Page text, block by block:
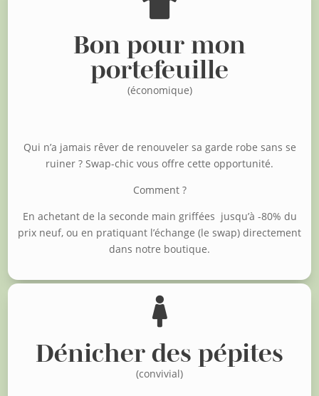
Bon pour mon
portefeuille
(économique)
Qui n’a jamais rêver de renouveler sa garde robe sans se
ruiner ? Swap-chic vous offre cette opportunité.
Comment ?
En achetant de la seconde main griffées jusqu’à -80% du
prix neuf, ou en pratiquant l’échange (le swap) directement
dans notre boutique.

Dénicher des pépites
(convivial)